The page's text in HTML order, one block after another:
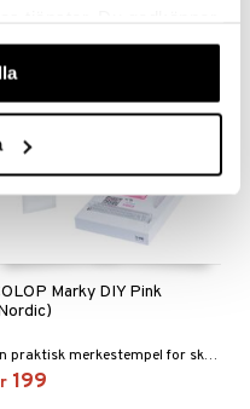
av vår webbplats.
Marky DIY Pink
En praktisk merkestempel for skole, sport og fritid.
199